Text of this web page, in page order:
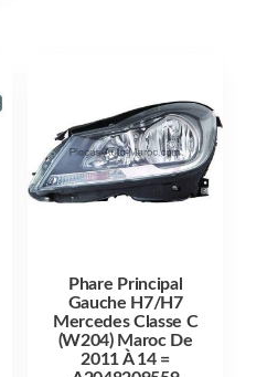
Phare Principal
Gauche H7/H7
Mercedes Classe C
(W204) Maroc De
2011 À 14 =